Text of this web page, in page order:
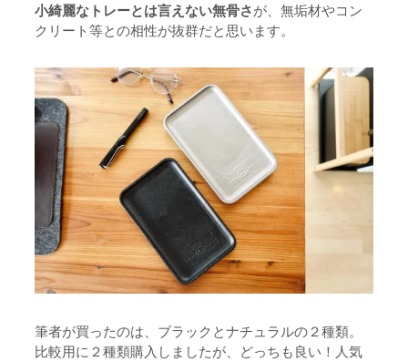
小綺麗なトレーとは言えない無骨さが、無垢材やコン
クリート等との相性が抜群だと思います。
筆者が買ったのは、ブラックとナチュラルの２種類。
比較用に２種類購入しましたが、どっちも良い！人気